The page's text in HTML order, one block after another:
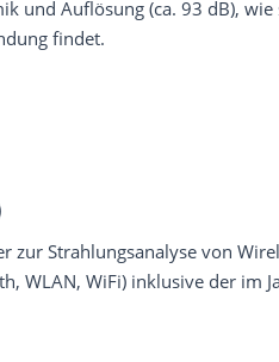
und Auflösung (ca. 93 dB),
findet.
Strahlungsanalyse von
WLAN, WiFi) inklusive der im